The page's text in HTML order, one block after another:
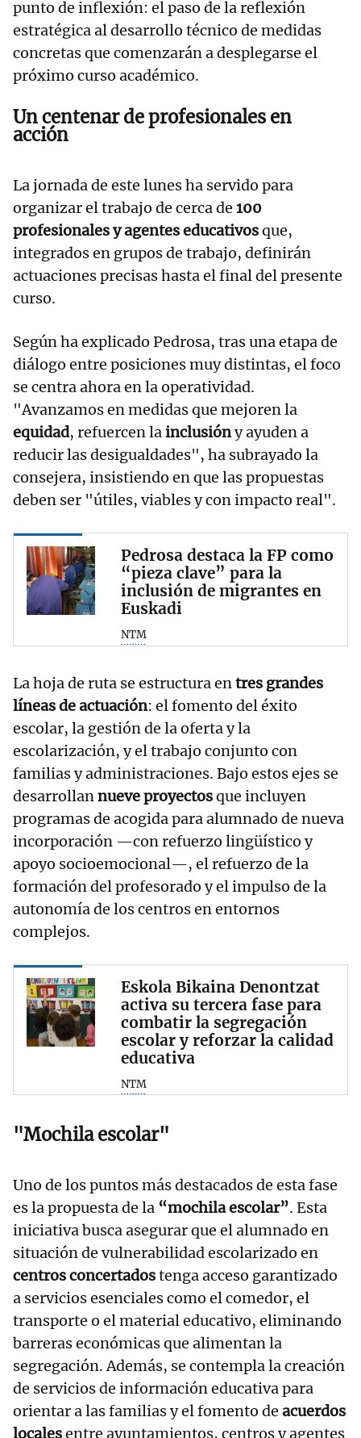
punto de inflexión: el paso de la reflexión
estratégica al desarrollo técnico de medidas
concretas que comenzarán a desplegarse el
próximo curso académico.
Un centenar de profesionales en
acción
La jornada de este lunes ha servido para
organizar el trabajo de cerca de 100
profesionales y agentes educativosque,
integrados en grupos de trabajo, definirán
actuaciones precisas hasta el final del presente
curso.
Según ha explicado Pedrosa, tras una etapa de
diálogo entre posiciones muy distintas, el foco
se centra ahora en la operatividad.
"Avanzamos en medidas que mejoren la
equidad, refuercen lainclusióny ayuden a
reducir las desigualdades", ha subrayado la
consejera, insistiendo en que las propuestas
deben ser "útiles, viables y con impacto real".
Pedrosa destaca la FP como
“pieza clave” para la
inclusión de migrantes en
Euskadi
NTM
La hoja de ruta se estructura entres grandes
líneas de actuación: el fomento del éxito
escolar, la gestión de la oferta y la
escolarización, y el trabajo conjunto con
familias y administraciones. Bajo estos ejes se
desarrollannueve proyectosque incluyen
programas de acogida para alumnado de nueva
incorporación —con refuerzo lingüístico y
apoyo socioemocional—, el refuerzo de la
formación del profesorado y el impulso de la
autonomía de los centros en entornos
complejos.
Eskola Bikaina Denontzat
activa su tercera fase para
combatir la segregación
escolar y reforzar la calidad
educativa
NTM
"Mochila escolar"
Uno de los puntos más destacados de esta fase
es la propuesta de la “mochila escolar”. Esta
iniciativa busca asegurar que el alumnado en
situación de vulnerabilidad escolarizado en
centros concertadostenga acceso garantizado
a servicios esenciales como el comedor, el
transporte o el material educativo, eliminando
barreras económicas que alimentan la
segregación. Además, se contempla la creación
de servicios de información educativa para
orientar a las familias y el fomento de acuerdos
localesentre ayuntamientos, centros y agentes